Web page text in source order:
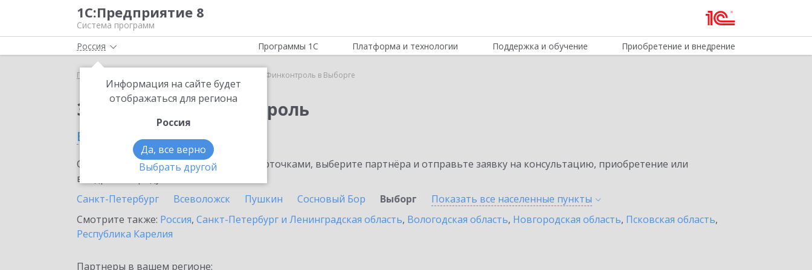
1С:Предприятие 8
Система программ
Россия
Информация на сайте будет
отображаться для региона
Россия
Да, все верно
Выбрать другой
Программы 1С Платформа и технологии Поддержка и обучение Приобретение и внедрение
Главная 1С-Финконтроль в Выборге
Заказать 1С-Финконтроль
в Выборге
Ознакомьтесь с информационными карточками, выберите партнёра и отправьте заявку на консультацию, приобретение или
внедрение продукта.
Санкт-Петербург
Всеволожск Пушкин Сосновый Бор Выборг Показать все населенные пункты
Смотрите также: Россия, Санкт-Петербург и Ленинградская область, Вологодская область, Новгородская область, Псковская область,
Республика Карелия
Партнеры в вашем регионе: